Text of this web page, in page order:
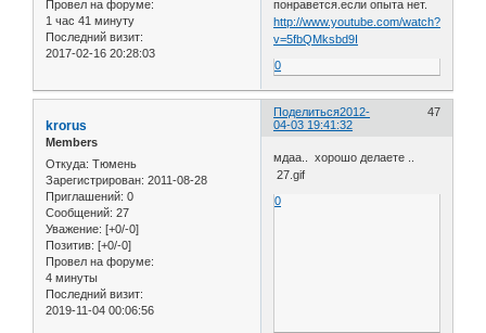
Провел на форуме:
1 час 41 минуту
Последний визит:
2017-02-16 20:28:03
понравется.если опыта нет.
http://www.youtube.com/watch?
v=5fbQMksbd9I
0
Поделиться 47
2012-
04-03 19:41:32
krorus
Members
Откуда: Тюмень
Зарегистрирован: 2011-08-28
Приглашений: 0
Сообщений: 27
Уважение: [+0/-0]
Позитив: [+0/-0]
Провел на форуме:
4 минуты
Последний визит:
2019-11-04 00:06:56
мдаа.. хорошо делаете ..
27.gif
0